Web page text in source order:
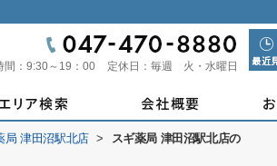
： 9:30～19：00 定休日： 毎週 火・水曜日
局 津田沼駅北店 >
スギ薬局 津田沼駅北店の